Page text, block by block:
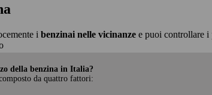
i benzinai nelle vicinanze e puoi controllare i
della benzina in Italia?
da quattro fattori: